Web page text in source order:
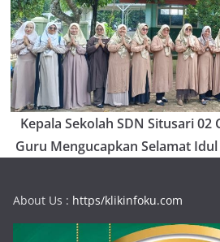
Kepala Sekolah SDN Situsari 02
Guru Mengucapkan Selamat
About Us : https/klikinfoku.com